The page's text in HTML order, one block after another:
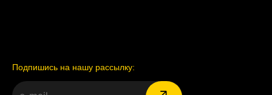
Подпишись на нашу рассылку: